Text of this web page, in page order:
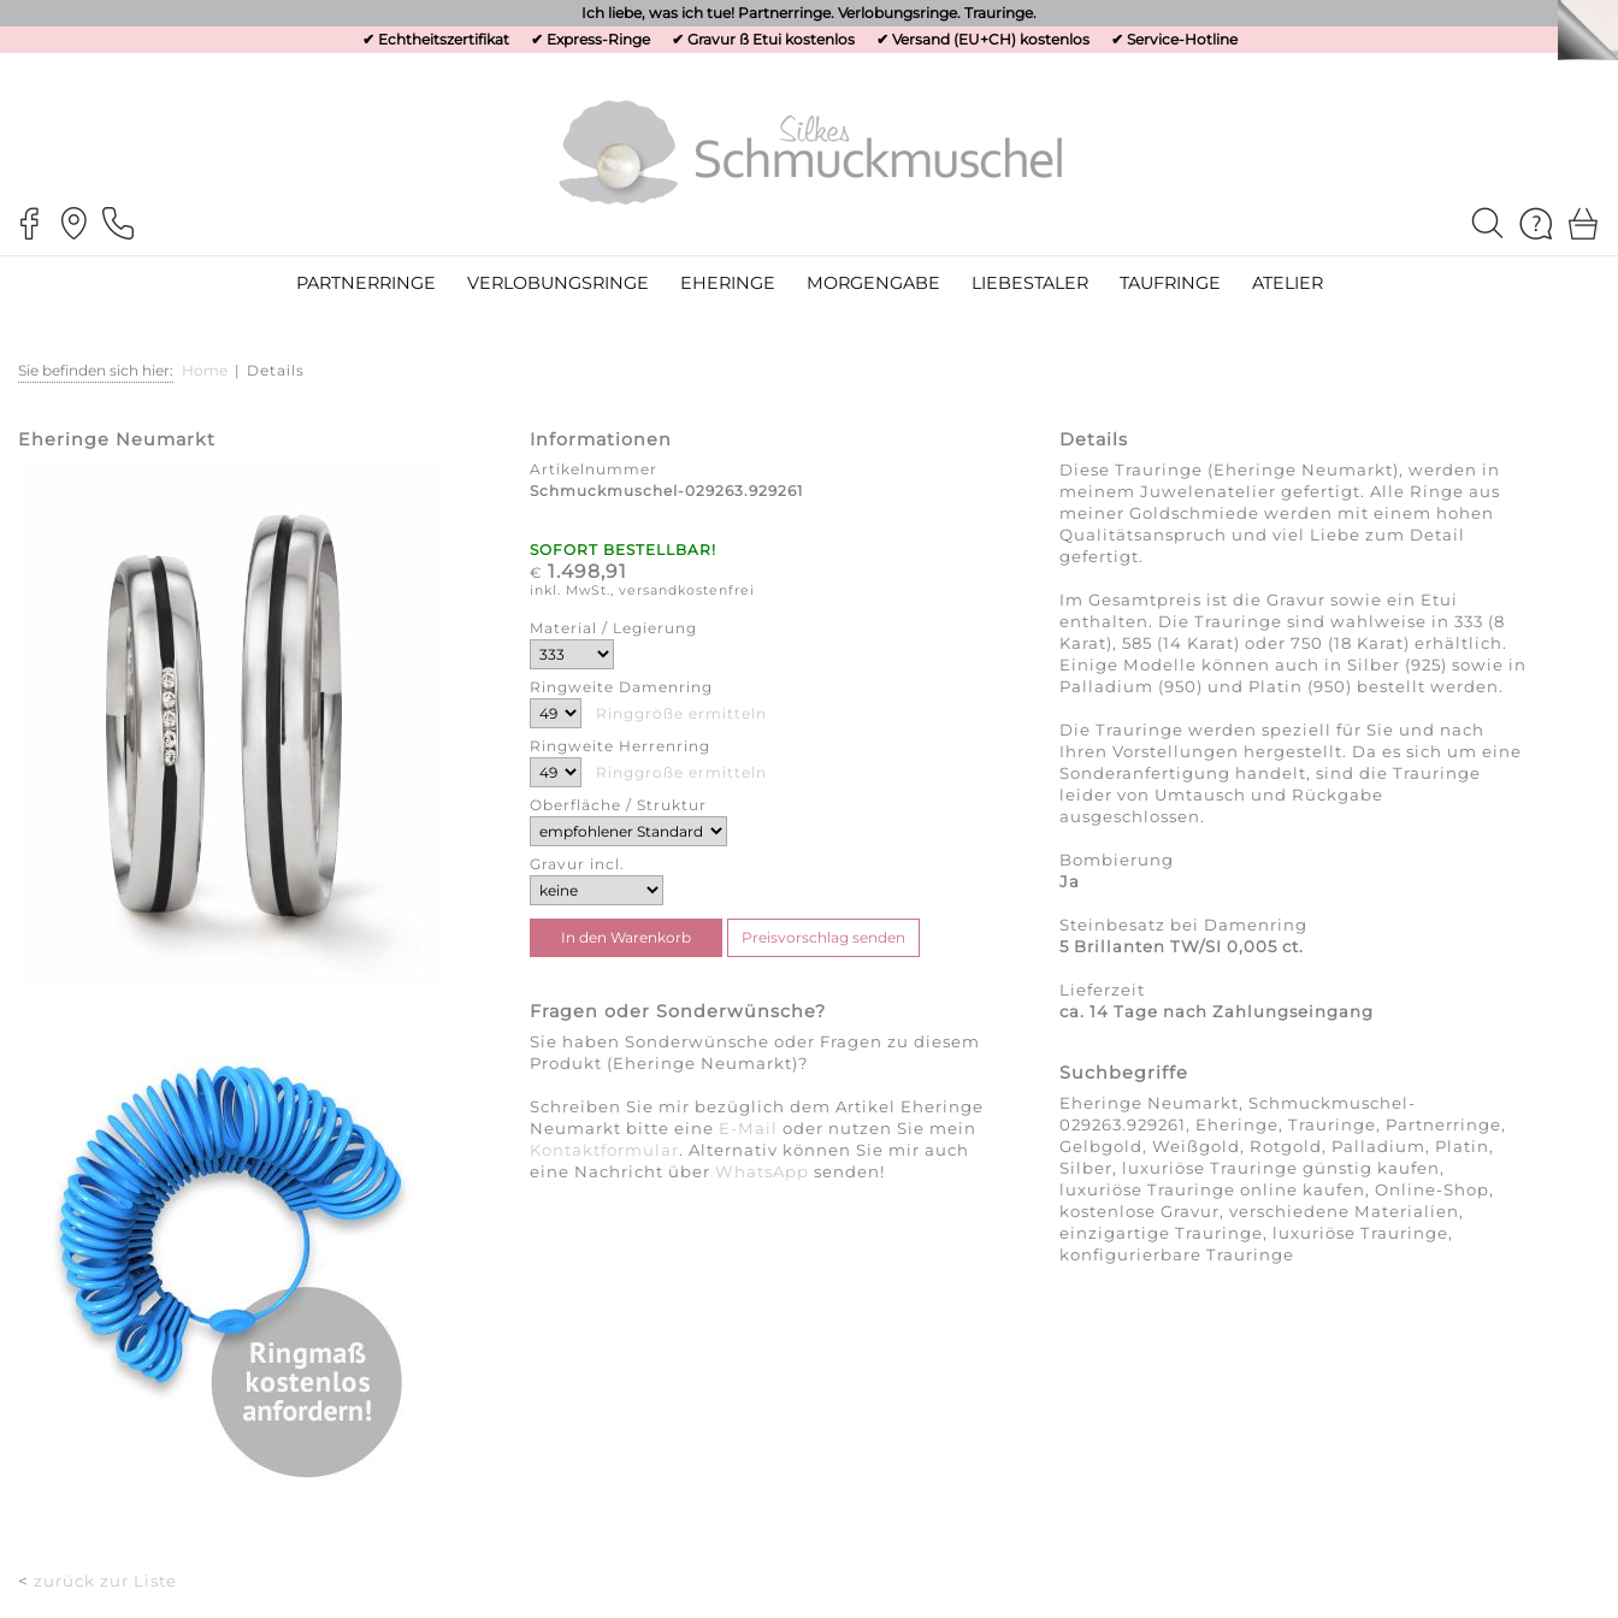
Ich liebe, was ich tue! Partnerringe. Verlobungsringe. Trauringe.
✔ Echtheitszertifikat
✔ Express-Ringe ✔ Gravur ß Etui kostenlos ✔ Versand (EU+CH) kostenlos ✔ Service-Hotline
PARTNERRINGE VERLOBUNGSRINGE EHERINGE MORGENGABE LIEBESTALER TAUFRINGE ATELIER
Sie befinden sich hier: Home | Details
Eheringe Neumarkt Informationen
Artikelnummer
Schmuckmuschel-029263.929261
SOFORT BESTELLBAR!
€ 1.498,91
inkl. MwSt., versandkostenfrei
Material / Legierung
Ringweite Damenring
Ringgröße ermitteln
Ringweite Herrenring
Ringgröße ermitteln
Oberfläche / Struktur
Gravur incl.
Fragen oder Sonderwünsche?
Sie haben Sonderwünsche oder Fragen zu diesem
Produkt (Eheringe Neumarkt)?
Schreiben Sie mir bezüglich dem Artikel Eheringe
Neumarkt bitte eine E-Mail oder nutzen Sie mein
Kontaktformular. Alternativ können Sie mir auch
eine Nachricht über WhatsApp senden!
Details
Diese Trauringe (Eheringe Neumarkt), werden in
meinem Juwelenatelier gefertigt. Alle Ringe aus
meiner Goldschmiede werden mit einem hohen
Qualitätsanspruch und viel Liebe zum Detail
gefertigt.
Im Gesamtpreis ist die Gravur sowie ein Etui
enthalten. Die Trauringe sind wahlweise in 333 (8
Karat), 585 (14 Karat) oder 750 (18 Karat) erhältlich.
Einige Modelle können auch in Silber (925) sowie in
Palladium (950) und Platin (950) bestellt werden.
Die Trauringe werden speziell für Sie und nach
Ihren Vorstellungen hergestellt. Da es sich um eine
Sonderanfertigung handelt, sind die Trauringe
leider von Umtausch und Rückgabe
ausgeschlossen.
Bombierung
Ja
Steinbesatz bei Damenring
5 Brillanten TW/SI 0,005 ct.
Lieferzeit
ca. 14 Tage nach Zahlungseingang
Suchbegriffe
Eheringe Neumarkt, Schmuckmuschel-
029263.929261, Eheringe, Trauringe, Partnerringe,
Gelbgold, Weißgold, Rotgold, Palladium, Platin,
Silber, luxuriöse Trauringe günstig kaufen,
luxuriöse Trauringe online kaufen, Online-Shop,
kostenlose Gravur, verschiedene Materialien,
einzigartige Trauringe, luxuriöse Trauringe,
konfigurierbare Trauringe
< zurück zur Liste